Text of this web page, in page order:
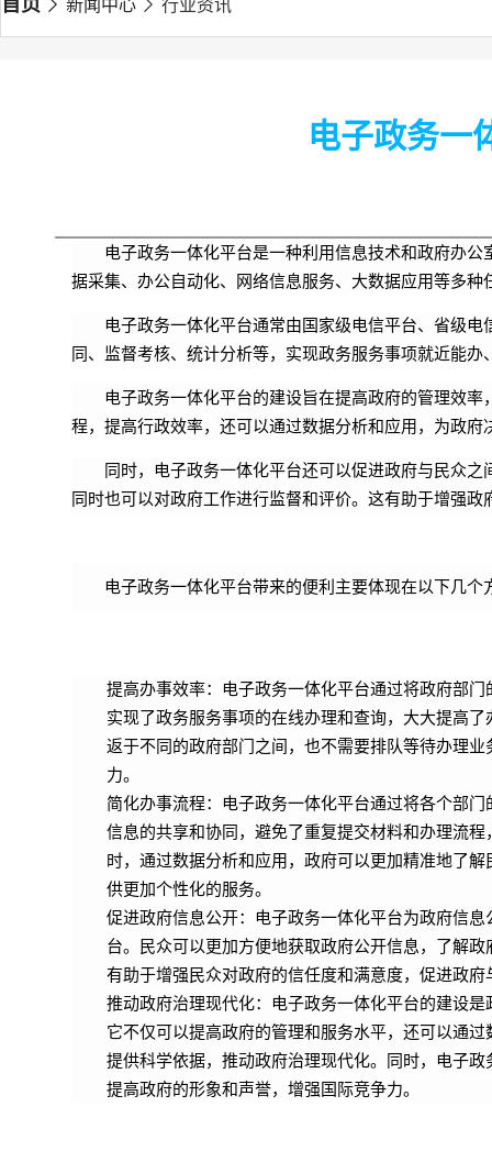
电子政务一
电子政务一体化平台是一种利用信息技术和政府办
据采集、办公自动化、网络信息服务、大数据应用等多
电子政务一体化平台通常由国家级电信平台、省级
同、监督考核、统计分析等，实现政务服务事项就近能办
电子政务一体化平台的建设旨在提高政府的管理效
程，提高行政效率，还可以通过数据分析和应用，为政
同时，电子政务一体化平台还可以促进政府与民众
同时也可以对政府工作进行监督和评价。这有助于增强
电子政务一体化平台带来的便利主要体现在以下几个
提高办事效率：电子政务一体化平台通过将政府部
实现了政务服务事项的在线办理和查询，大大提高
返于不同的政府部门之间，也不需要排队等待办理
力。
简化办事流程：电子政务一体化平台通过将各个部
信息的共享和协同，避免了重复提交材料和办理流
时，通过数据分析和应用，政府可以更加精准地了
供更加个性化的服务。
促进政府信息公开：电子政务一体化平台为政府信
台。民众可以更加方便地获取政府公开信息，了解
有助于增强民众对政府的信任度和满意度，促进政
推动政府治理现代化：电子政务一体化平台的建设
它不仅可以提高政府的管理和服务水平，还可以通
提供科学依据，推动政府治理现代化。同时，电子
提高政府的形象和声誉，增强国际竞争力。